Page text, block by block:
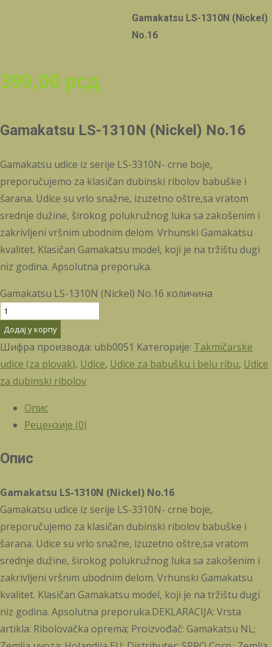
Gamakatsu LS-1310N (Nickel)
No.16
399,00 рсд
Gamakatsu LS-1310N (Nickel) No.16
Gamakatsu udice iz serije LS-3310N- crne boje,
preporučujemo za klasičan dubinski ribolov babuške i
šarana. Udice su vrlo snažne, izuzetno oštre,sa vratom
srednje dužine, širokog polukružnog luka sa zakošenim i
zakrivljeni vršnim ubodnim delom. Vrhunski Gamakatsu
kvalitet. Klasičan Gamakatsu model, koji je na tržištu dugi
niz godina. Apsolutna preporuka.
Gamakatsu LS-1310N (Nickel) No.16 количина
Додај у корпу
Шифра производа: ubb0051 Категорије: Takmičarske
udice (za plovak), Udice, Udice za babušku i belu ribu, Udice
za dubinski ribolov
Опис
Рецензије (0)
Опис
Gamakatsu LS-1310N (Nickel) No.16
Gamakatsu udice iz serije LS-3310N- crne boje,
preporučujemo za klasičan dubinski ribolov babuške i
šarana. Udice su vrlo snažne, izuzetno oštre,sa vratom
srednje dužine, širokog polukružnog luka sa zakošenim i
zakrivljeni vršnim ubodnim delom. Vrhunski Gamakatsu
kvalitet. Klasičan Gamakatsu model, koji je na tržištu dugi
niz godina. Apsolutna preporuka.DEKLARACIJA: Vrsta
artikla: Ribolovačka oprema; Proizvođač: Gamakatsu NL;